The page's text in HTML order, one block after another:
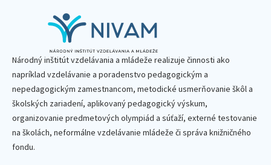
Národný inštitút vzdelávania a mládeže realizuje činnosti ako
napríklad vzdelávanie a poradenstvo pedagogickým a
nepedagogickým zamestnancom, metodické usmerňovanie škôl a
školských zariadení, aplikovaný pedagogický výskum,
organizovanie predmetových olympiád a súťaží, externé testovanie
na školách, neformálne vzdelávanie mládeže či správa knižničného
fondu.